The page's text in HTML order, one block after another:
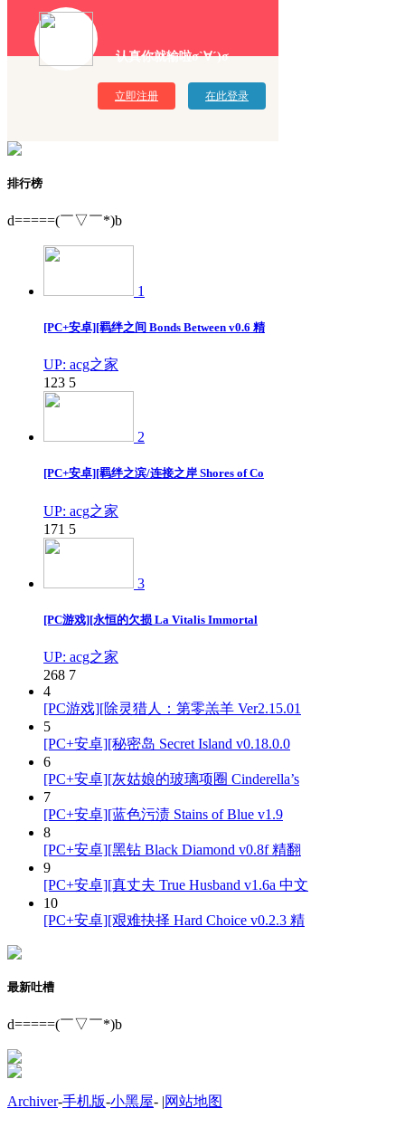
认真你就输啦σ`∀´)σ
立即注册 在此登录
排行榜
d=====(￣▽￣*)b
1
[PC+安卓][羁绊之间 Bonds Between v0.6 精
UP: acg之家
123 5
2
[PC+安卓][羁绊之滨/连接之岸 Shores of Co
UP: acg之家
171 5
3
[PC游戏][永恒的欠损 La Vitalis Immortal
UP: acg之家
268 7
4
[PC游戏][除灵猎人：第零羔羊 Ver2.15.01
5
[PC+安卓][秘密岛 Secret Island v0.18.0.0
6
[PC+安卓][灰姑娘的玻璃项圈 Cinderella’s
7
[PC+安卓][蓝色污渍 Stains of Blue v1.9
8
[PC+安卓][黑钻 Black Diamond v0.8f 精翻
9
[PC+安卓][真丈夫 True Husband v1.6a 中文
10
[PC+安卓][艰难抉择 Hard Choice v0.2.3 精
最新吐槽
d=====(￣▽￣*)b
Archiver-手机版-小黑屋- |网站地图